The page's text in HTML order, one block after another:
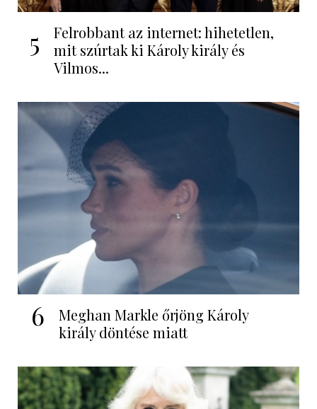
5
Felrobbant az internet: hihetetlen,
mit szúrtak ki Károly király és
Vilmos...
6
Meghan Markle őrjöng Károly
király döntése miatt